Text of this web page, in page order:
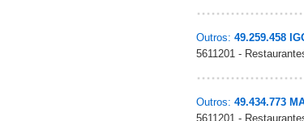
Outros: 49.259.458
5611201 -
Outros: 49.434.773
5611201 -